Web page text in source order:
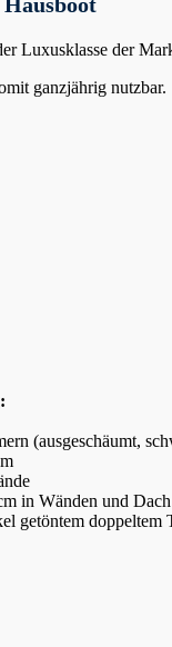
Luxusklasse der
ganzjährig nutzbar.
(ausgeschäumt,
in Wänden und Dach
getöntem doppeltem